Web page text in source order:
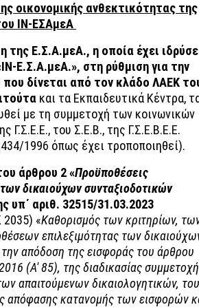
οικονομικής ανθεκτικότητας της
ΙΝ-ΕΣΑμεΑ
της Ε.Σ.Α.μεΑ., η οποία έχει
Ε.Σ.Α.μεΑ.», στη ρύθμιση για την
δίνεται από τον κλάδο ΛΑΕΚ
και τα Εκπαιδευτικά Κέντρα,
με τη συμμετοχή των κοινωνικών
Γ.Σ.Ε.Ε., του Σ.Ε.Β., της Γ.Σ.Ε.Β.Ε.Ε.
1996 όπως έχει τροποποιηθεί).
άρθρου 2 «Προϋποθέσεις
δικαιούχων συνταξιοδοτικών
υπ΄ αριθ. 32515/31.03.2023
«Καθορισμός των κριτηρίων,
επιλεξιμότητας των
απόδοση της εισφοράς του άρθρου
(Α' 85), της διαδικασίας
απαιτούμενων δικαιολογητικών, του
απόφασης κατανομής των εισφορών